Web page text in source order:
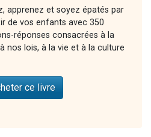
apprenez et soyez épatés par
de vos enfants avec 350
réponses consacrées à la
nos lois, à la vie et à la culture
ce livre